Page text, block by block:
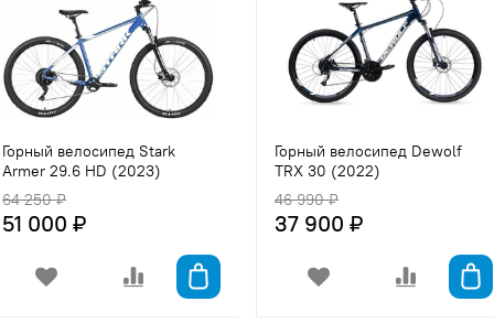
Горный велосипед Stark
Armer 29.6 HD (2023)
64 250 ₽
51 000 ₽
Горный велосипед Dewolf
TRX 30 (2022)
46 990 ₽
37 900 ₽